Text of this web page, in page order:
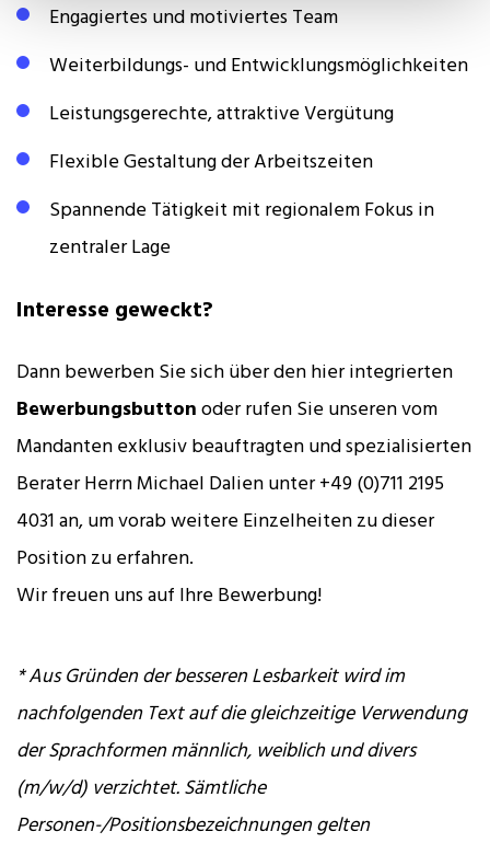
Engagiertes und motiviertes Team
Weiterbildungs- und Entwicklungsmöglichkeiten
Leistungsgerechte, attraktive Vergütung
Flexible Gestaltung der Arbeitszeiten
Spannende Tätigkeit mit regionalem Fokus in
zentraler Lage
Interesse geweckt?
Dann bewerben Sie sich über den hier integrierten
Bewerbungsbuttonoder rufen Sie unseren vom
Mandanten exklusiv beauftragten und spezialisierten
Berater Herrn Michael Dalien unter +49 (0)711 2195
4031 an, um vorab weitere Einzelheiten zu dieser
Position zu erfahren.
Wir freuen uns auf Ihre Bewerbung!
* Aus Gründen der besseren Lesbarkeit wird im
nachfolgenden Text auf die gleichzeitige Verwendung
der Sprachformen männlich, weiblich und divers
(m/w/d) verzichtet. Sämtliche
Personen-/Positionsbezeichnungen gelten